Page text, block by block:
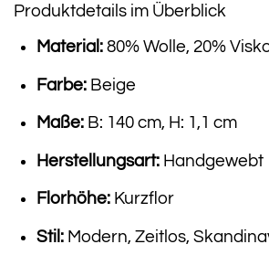
Produktdetails im Überblick
Material:80% Wolle, 20%
Farbe:Beige
Maße:B: 140 cm, H: 1,1 cm
Herstellungsart:Handgewebt
Florhöhe:Kurzflor
Stil:Modern, Zeitlos,